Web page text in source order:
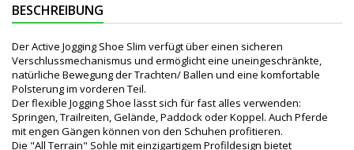
BESCHREIBUNG
Der Active Jogging Shoe Slim verfügt über einen sicheren
Verschlussmechanismus und ermöglicht eine uneingeschränkte,
natürliche Bewegung der Trachten/ Ballen und eine komfortable
Polsterung im vorderen Teil.
Der flexible Jogging Shoe lässt sich für fast alles verwenden:
Springen, Trailreiten, Gelände, Paddock oder Koppel. Auch Pferde
mit engen Gängen können von den Schuhen profitieren.
Die "All Terrain" Sohle mit einzigartigem Profildesign bietet